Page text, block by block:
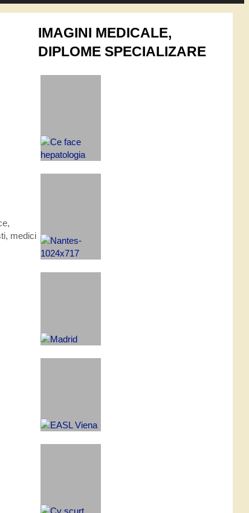
,
, medici
IMAGINI MEDICALE,
DIPLOME SPECIALIZARE